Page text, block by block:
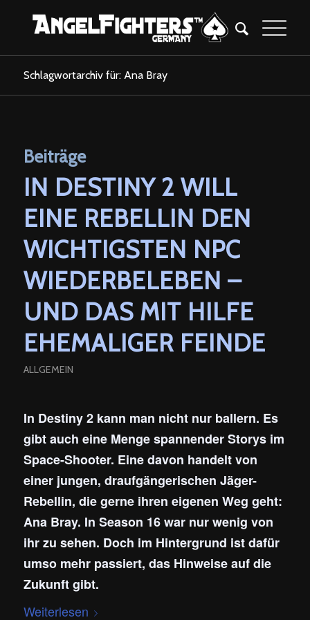
Schlagwortarchiv für: Ana Bray
Beiträge
IN DESTINY 2 WILL
EINE REBELLIN DEN
WICHTIGSTEN NPC
WIEDERBELEBEN –
UND DAS MIT HILFE
EHEMALIGER FEINDE
ALLGEMEIN
In Destiny 2 kann man nicht nur ballern. Es
gibt auch eine Menge spannender Storys im
Space-Shooter. Eine davon handelt von
einer jungen, draufgängerischen Jäger-
Rebellin, die gerne ihren eigenen Weg geht:
Ana Bray. In Season 16 war nur wenig von
ihr zu sehen. Doch im Hintergrund ist dafür
umso mehr passiert, das Hinweise auf die
Zukunft gibt.
Weiterlesen